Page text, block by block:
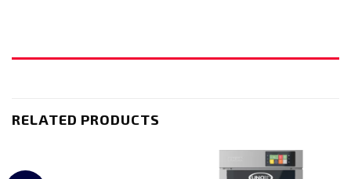
RELATED PRODUCTS